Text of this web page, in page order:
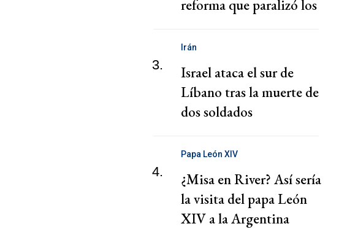
reforma que paralizó los
3.
Irán
Israel ataca el sur de
Líbano tras la muerte de
dos soldados
4.
Papa León XIV
¿Misa en River? Así sería
la visita del papa León
XIV a la Argentina